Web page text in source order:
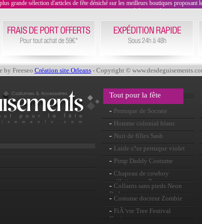
grande sélection d'articles de fête déniché sur les meilleurs boutiques proposant
évènement !
by Freeseo Création site Orleans- Copyright ©
Tout pour la fête
- Perruque de Socrate
- Homme colonial blanc
perruque
- Nuit de filles Sash
- Laide s?ur perruque violet
- Pimp Daddy Costume
- Chapeau de cowboy
paillettes rose Pvc
- Collants sans pieds Neon
Pink
- Costume docteur Zombie
- FiÃ¨vre Tree Festival
Costume